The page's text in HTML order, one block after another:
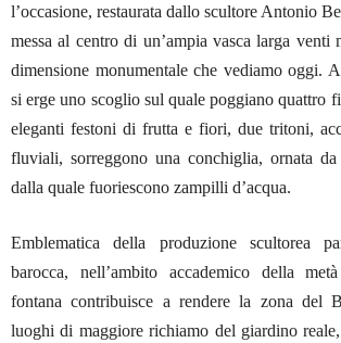
l’occasione, restaurata dallo scultore Antonio
messa al centro di un’ampia vasca larga venti
dimensione monumentale che vediamo oggi.
si erge uno scoglio sul quale poggiano quattro
eleganti festoni di frutta e fiori, due tritoni,
fluviali, sorreggono una conchiglia, ornata
dalla quale fuoriescono zampilli d’acqua.
Emblematica della produzione scultorea
barocca, nell’ambito accademico della
fontana contribuisce a rendere la zona del
luoghi di maggiore richiamo del giardino reale,